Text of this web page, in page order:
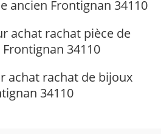
ancien Frontignan 34110
achat rachat pièce de
34110
achat rachat de bijoux
34110